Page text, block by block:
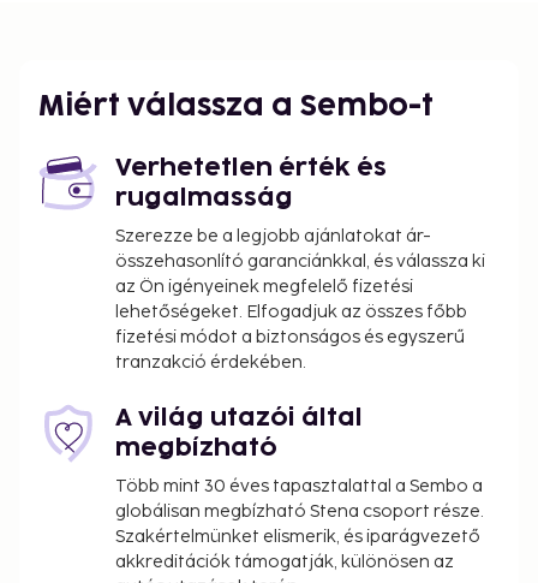
A tax is imposed by the city: EUR 3.58 per
children under 12 years of age.
We have included all charges provided to us by the
Miért válassza a Sembo-t
Verhetetlen érték és
rugalmasság
Szerezze be a legjobb ajánlatokat ár-
összehasonlító garanciánkkal, és válassza ki
az Ön igényeinek megfelelő fizetési
lehetőségeket. Elfogadjuk az összes főbb
fizetési módot a biztonságos és egyszerű
tranzakció érdekében.
A világ utazói által
megbízható
Több mint 30 éves tapasztalattal a Sembo a
globálisan megbízható Stena csoport része.
Szakértelmünket elismerik, és iparágvezető
akkreditációk támogatják, különösen az